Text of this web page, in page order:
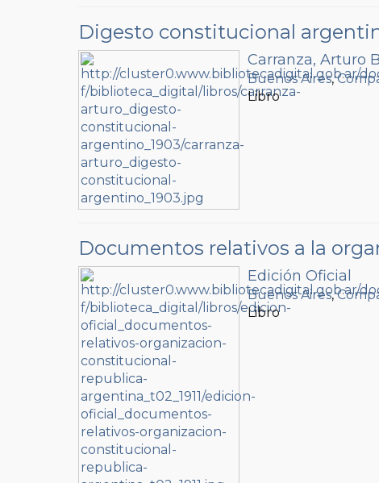
Digesto constitucional
Carranza, Arturo
Buenos Aires,
Libro
Documentos relativos a la
Edición Oficial
Buenos Aires,
Libro